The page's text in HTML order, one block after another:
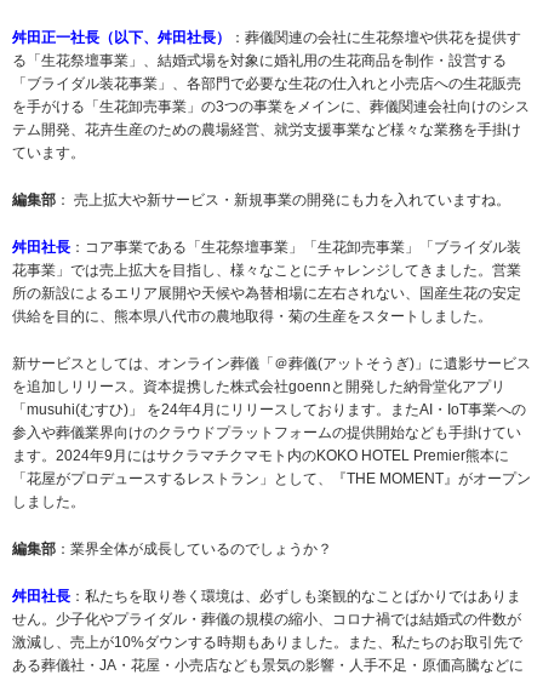
舛田正一社長（以下、舛田社長）
：葬儀関連の会社に生花祭壇や供花を提供す
る「生花祭壇事業」、結婚式場を対象に婚礼用の生花商品を制作・設営する
「ブライダル装花事業」、各部門で必要な生花の仕入れと小売店への生花販売
を手がける「生花卸売事業」の3つの事業をメインに、葬儀関連会社向けのシス
テム開発、花卉生産のための農場経営、就労支援事業など様々な業務を手掛け
ています。
編集部 ： 売上拡大や新サービス・新規事業の開発にも力を入れていますね。
舛田社長 ：コア事業である「生花祭壇事業」「生花卸売事業」「ブライダル装
花事業」では売上拡大を目指し、様々なことにチャレンジしてきました。営業
所の新設によるエリア展開や天候や為替相場に左右されない、国産生花の安定
供給を目的に、熊本県八代市の農地取得・菊の生産をスタートしました。
新サービスとしては、オンライン葬儀「＠葬儀(アットそうぎ)」に遺影サービス
を追加しリリース。資本提携した株式会社goennと開発した納骨堂化アプリ
「musuhi(むすひ)」 を24年4月にリリースしております。またAI・IoT事業への
参入や葬儀業界向けのクラウドプラットフォームの提供開始なども手掛けてい
ます。2024年9月にはサクラマチクマモト内のKOKO HOTEL Premier熊本に
「花屋がプロデュースするレストラン」として、『THE MOMENT』がオープン
しました。
編集部 ：業界全体が成長しているのでしょうか？
舛田社長 ：私たちを取り巻く環境は、必ずしも楽観的なことばかりではありま
せん。少子化やプライダル・葬儀の規模の縮小、コロナ禍では結婚式の件数が
激減し、売上が10%ダウンする時期もありました。また、私たちのお取引先で
ある葬儀社・JA・花屋・小売店なども景気の影響・人手不足・原価高騰などに